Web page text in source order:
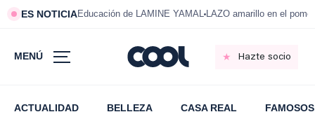
ES NOTICIAEducación de LAMINE YAMAL LAZO amarillo en el
MENÚ Hazte socio
ACTUALIDAD BELLEZA CASA REAL FAMOSOS